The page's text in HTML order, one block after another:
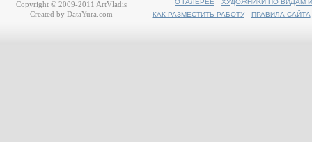
О ГАЛЕРЕЕ
ХУДОЖНИКИ ПО ВИДАМ
КАК РАЗМЕСТИТЬ РАБОТУ
ПРАВИЛА САЙТА
Copyright © 2009-2011 ArtVladis
Created by DataYura.com